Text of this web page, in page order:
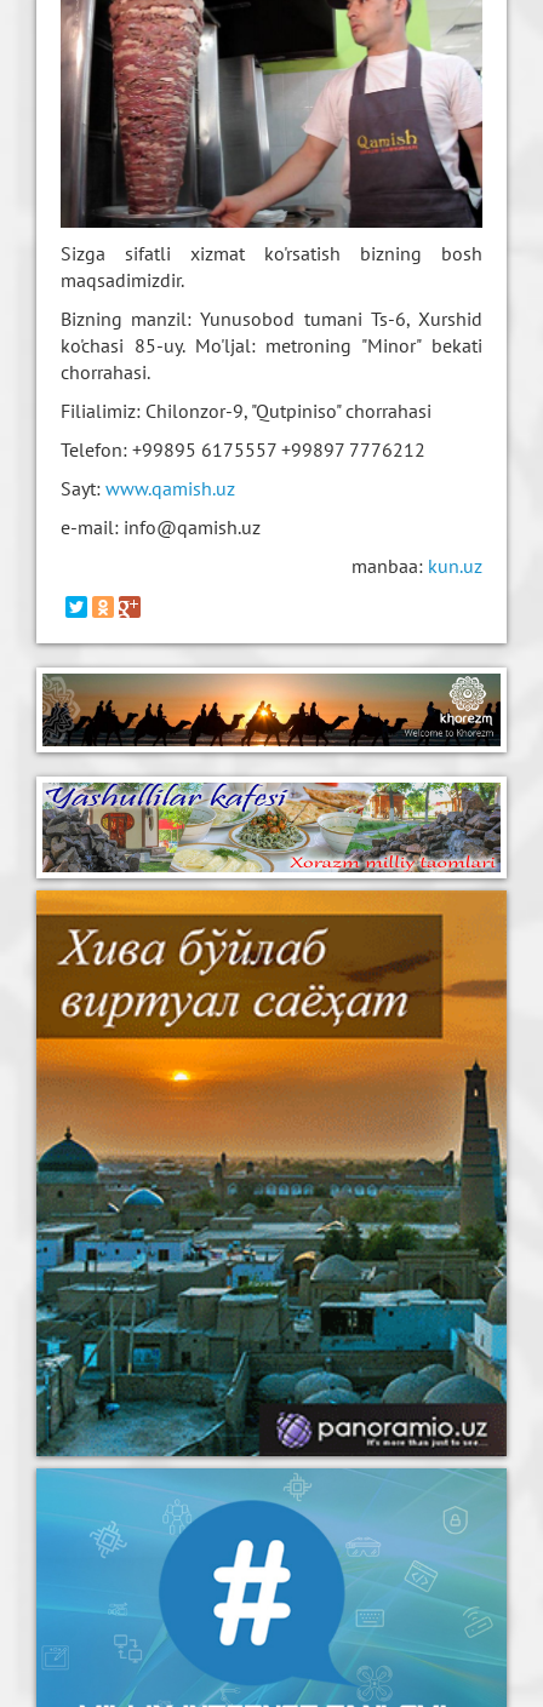
Sizga sifatli xizmat ko'rsatish bizning bosh
maqsadimizdir.
Bizning manzil: Yunusobod tumani Ts-6, Xurshid
ko'chasi 85-uy. Mo'ljal: metroning "Minor" bekati
chorrahasi.
Filialimiz: Chilonzor-9, "Qutpiniso" chorrahasi
Telefon: +99895 6175557 +99897 7776212
Sayt: www.qamish.uz
e-mail: info@qamish.uz
manbaa: kun.uz